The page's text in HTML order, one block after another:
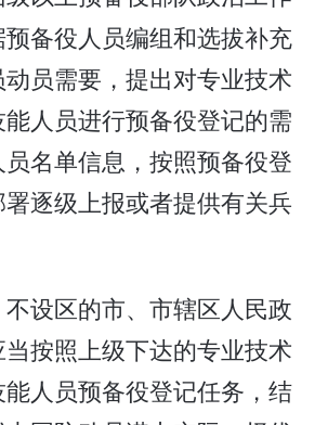
备役人员编组和选拔补充
员需要，提出对专业技术
人员进行预备役登记的需
名单信息，按照预备役登
逐级上报或者提供有关兵
设区的市、市辖区人民政
按照上级下达的专业技术
能人员预备役登记任务，结